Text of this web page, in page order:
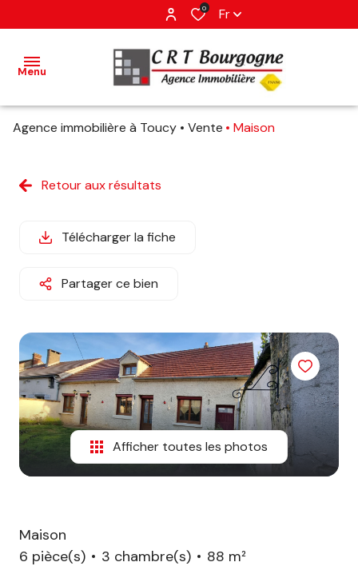
0 Fr
Menu
ventes
client
contact
biens
vendus
Agence immobilière à Toucy Vente Maison
Retour aux résultats
Télécharger la fiche
Partager ce bien
Afficher toutes les photos
Maison
6 pièce(s)
3 chambre(s)
88 m²